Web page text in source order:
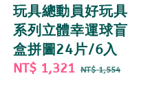
玩具總動員好玩具
系列立體幸運球盲
盒拼圖24片/6入
Sale
NT$ 1,321 Regular
NT$ 1,554